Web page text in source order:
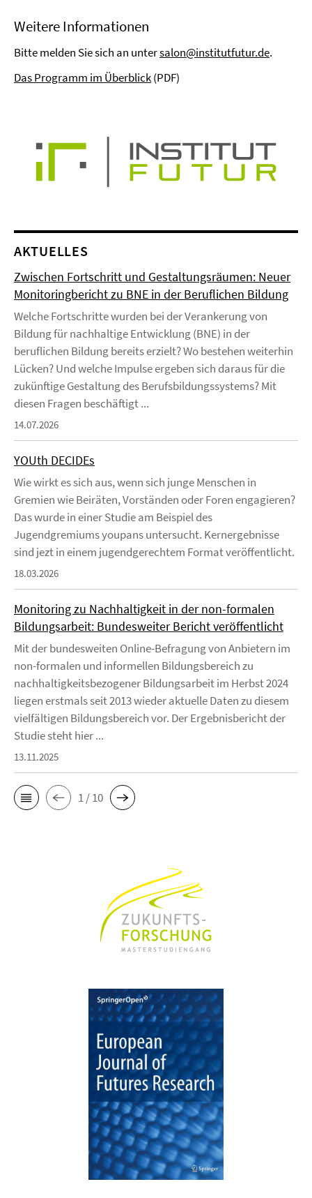
Weitere Informationen
Bitte melden Sie sich an untersalon@institutfutur.de.
Das Programm im Überblick(PDF)
AKTUELLES
Zwischen Fortschritt und Gestaltungsräumen: Neuer
Monitoringbericht zu BNE in der Beruflichen Bildung
Welche Fortschritte wurden bei der Verankerung von
Bildung für nachhaltige Entwicklung (BNE) in der
beruflichen Bildung bereits erzielt? Wo bestehen weiterhin
Lücken? Und welche Impulse ergeben sich daraus für die
zukünftige Gestaltung des Berufsbildungssystems? Mit
diesen Fragen beschäftigt ...
14.07.2026
YOUth DECIDEs
Wie wirkt es sich aus, wenn sich junge Menschen in
Gremien wie Beiräten, Vorständen oder Foren engagieren?
Das wurde in einer Studie am Beispiel des
Jugendgremiums youpans untersucht. Kernergebnisse
sind jezt in einem jugendgerechtem Format veröffentlicht.
18.03.2026
Monitoring zu Nachhaltigkeit in der non-formalen
Bildungsarbeit: Bundesweiter Bericht veröffentlicht
Mit der bundesweiten Online-Befragung von Anbietern im
non-formalen und informellen Bildungsbereich zu
nachhaltigkeitsbezogener Bildungsarbeit im Herbst 2024
liegen erstmals seit 2013 wieder aktuelle Daten zu diesem
vielfältigen Bildungsbereich vor. Der Ergebnisbericht der
Studie steht hier ...
13.11.2025
1 / 10